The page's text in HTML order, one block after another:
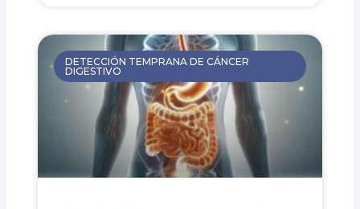
DETECCIÓN TEMPRANA DE CÁNCER
DIGESTIVO